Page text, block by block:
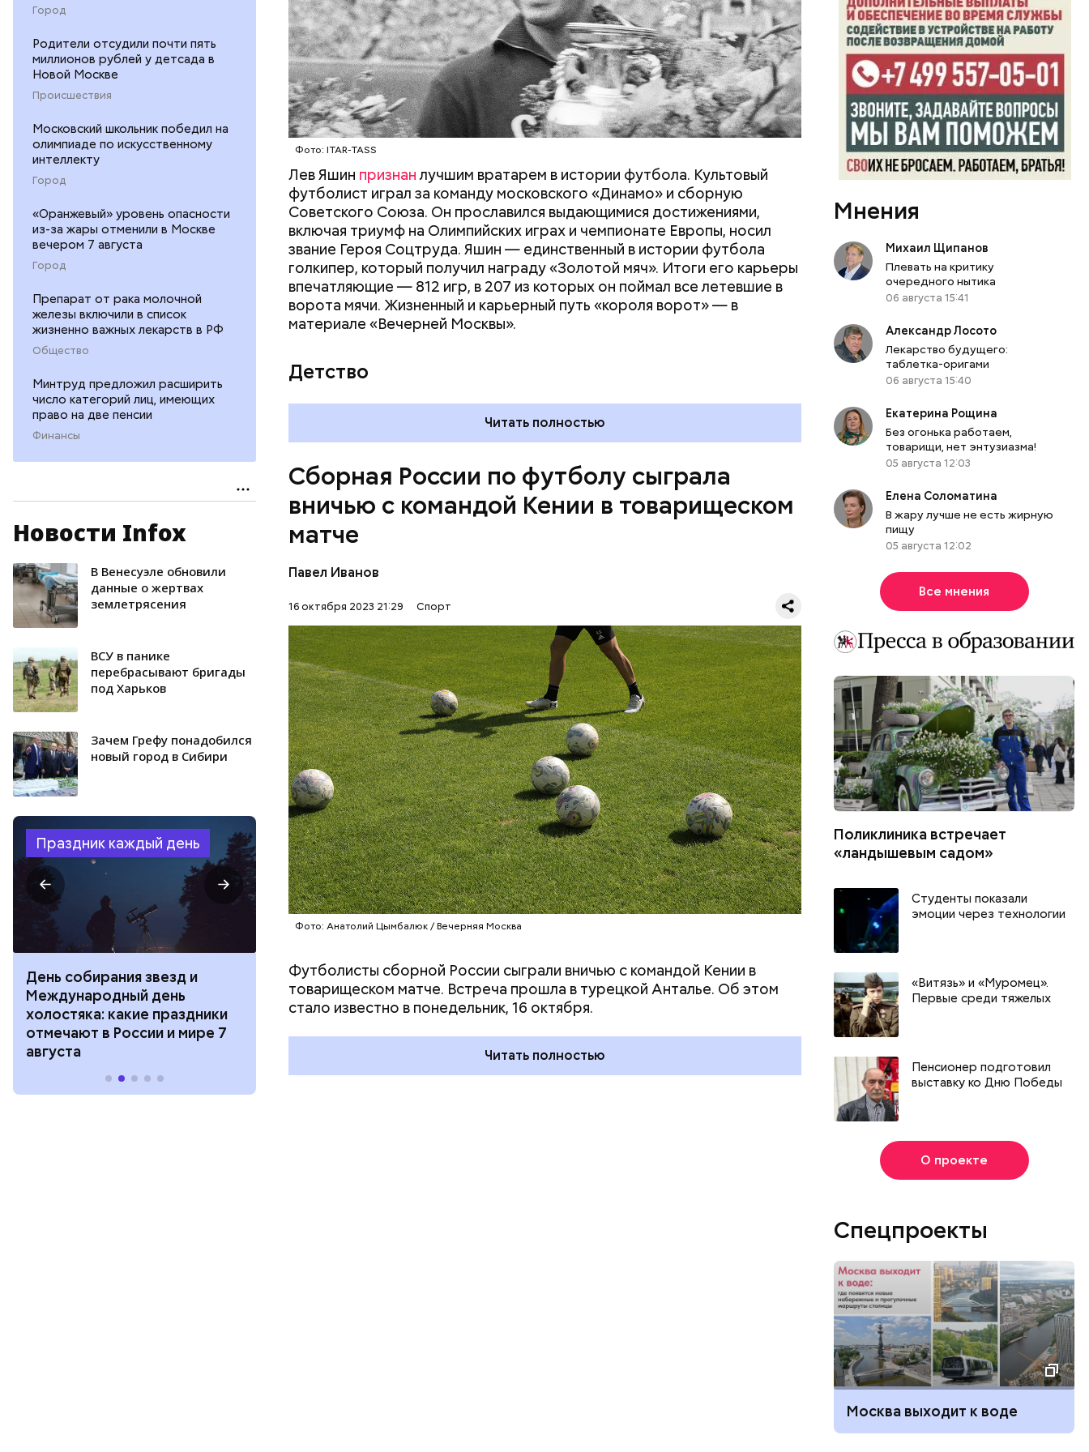
Город
Родители отсудили почти пять
миллионов рублей у детсада в
Новой Москве
Происшествия
Московский школьник победил на
олимпиаде по искусственному
интеллекту
Город
«Оранжевый» уровень опасности
из-за жары отменили в Москве
вечером 7 августа
Город
Препарат от рака молочной
железы включили в список
жизненно важных лекарств в РФ
Общество
Минтруд предложил расширить
число категорий лиц, имеющих
право на две пенсии
Финансы
Новости Infox
В Венесуэле обновили
данные о жертвах
землетрясения
ВСУ в панике
перебрасывают бригады
под Харьков
Зачем Грефу понадобился
новый город в Сибири
Праздник каждый день
День собирания звезд и
Международный день
холостяка: какие праздники
отмечают в России и мире 7
августа
День шевеления пальцами ног
и Международный день
подкаблучника: какие
праздники отмечают в России
День разглядывания
горизонта и День пьяного
курсанта: какие праздники
отмечают в России и мире 5
августа
День качания на качелях и
День шампанского: какие
праздники отмечают в России
и мире 4 августа
Всемирный
Фото: ITAR-TASS
Лев Яшин признанлучшим вратарем в истории футбола. Культовый
футболист играл за команду московского «Динамо» и сборную
Советского Союза. Он прославился выдающимися достижениями,
включая триумф на Олимпийских играх и чемпионате Европы, носил
звание Героя Соцтруда. Яшин — единственный в истории футбола
голкипер, который получил награду «Золотой мяч». Итоги его карьеры
впечатляющие — 812 игр, в 207 из которых он поймал все летевшие в
ворота мячи. Жизненный и карьерный путь «короля ворот» — в
материале «Вечерней Москвы».
Детство
дело и занимался этим наравне со взрослыми.
Читать полностью
Сборная России по футболу сыграла
вничью с командой Кении в товарищеском
матче
Павел Иванов
16 октября 2023 21:29 Спорт
Фото: Анатолий Цымбалюк / Вечерняя Москва
Футболисты сборной России сыграли вничью с командой Кении в
товарищеском матче. Встреча прошла в турецкой Анталье. Об этом
стало известно в понедельник, 16 октября.
Игра окончилась со счетом 2:2. В составе российской сборной
матча, и Иван Обляков, отправивший мяч в ворота соперника на 89-й
В свою очередь среди кенийцев гол забили Антони Агай и Джума Чока
на 16-й и 37-й минутах матча соответственно.
Читать полностью
ФУТБОЛ
Мнения
Михаил Щипанов
Плевать на критику
очередного нытика
06 августа 15:41
Александр Лосото
Лекарство будущего:
таблетка-оригами
06 августа 15:40
Екатерина Рощина
Без огонька работаем,
товарищи, нет энтузиазма!
05 августа 12:03
Елена Соломатина
В жару лучше не есть жирную
пищу
05 августа 12:02
Все мнения
Поликлиника встречает
«ландышевым садом»
Студенты показали
эмоции через технологии
«Витязь» и «Муромец».
Первые среди тяжелых
Пенсионер подготовил
выставку ко Дню Победы
О проекте
Спецпроекты
Москва выходит к воде